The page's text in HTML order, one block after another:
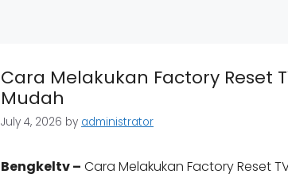
Cara Melakukan Factory Reset
Mudah
July 4, 2026 by administrator
Bengkeltv – Cara Melakukan Factory Reset